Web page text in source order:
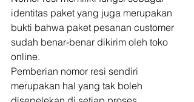
identitas paket yang juga merupakan
bukti bahwa paket pesanan customer
sudah benar-benar dikirim oleh toko
online.
Pemberian nomor resi sendiri
merupakan hal yang tak boleh